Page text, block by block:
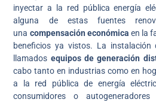
inyectar a la red pública energía
alguna de estas fuentes
una compensación económica en la
beneficios ya vistos. La
llamados equipos de generación
cabo tanto en industrias como en
a la red pública de energía
consumidores o